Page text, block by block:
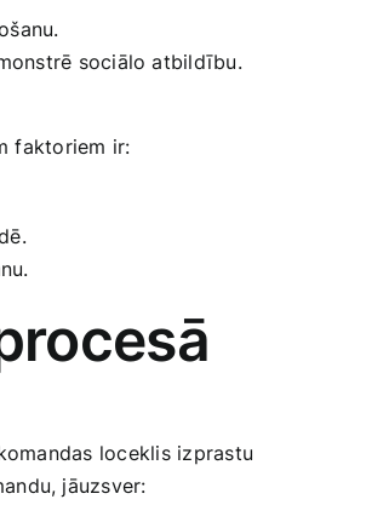
sociālo atbildību.
faktoriem ir:
loceklis izprastu
jāuzsver: